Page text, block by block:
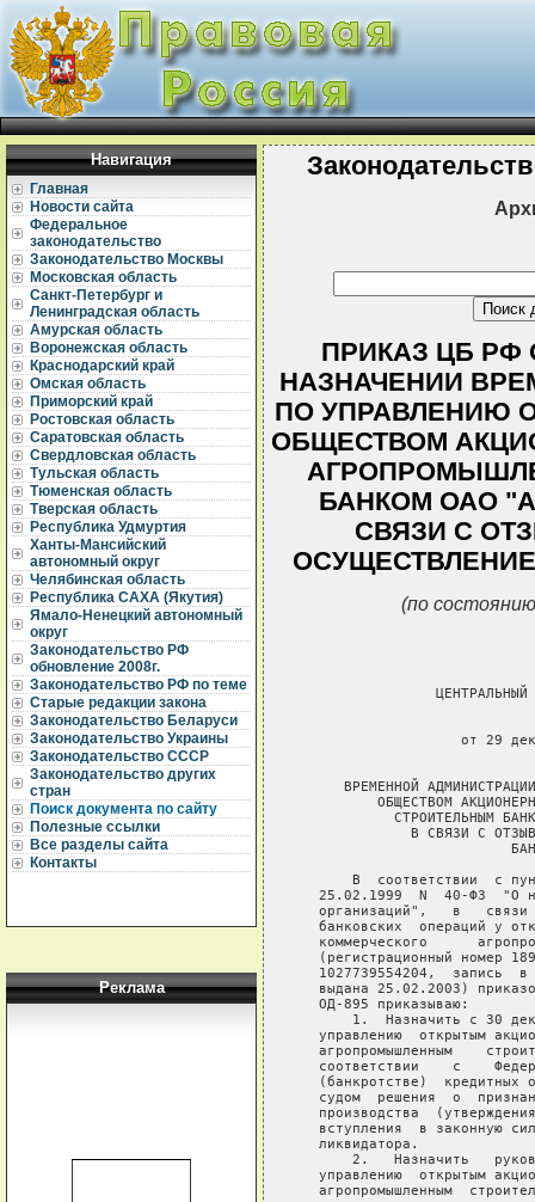
Навигация
Главная
Новости сайта
Федеральное
законодательство
Законодательство Москвы
Московская область
Санкт-Петербург и
Ленинградская область
Амурская область
Воронежская область
Краснодарский край
Омская область
Приморский край
Ростовская область
Саратовская область
Свердловская область
Тульская область
Тюменская область
Тверская область
Республика Удмуртия
Ханты-Мансийский
автономный округ
Челябинская область
Республика САХА (Якутия)
Ямало-Ненецкий автономный
округ
Законодательство РФ
обновление 2008г.
Законодательство РФ по теме
Старые редакции закона
Законодательство Беларуси
Законодательство Украины
Законодательство СССР
Законодательство других
стран
Поиск документа по сайту
Полезные ссылки
Все разделы сайта
Контакты
Реклама
ПРИКАЗ ЦБ РФ
НАЗНАЧЕНИИ
ПО УПРАВЛЕНИЮ
ОБЩЕСТВОМ
БАНКОМ ОАО
СВЯЗИ С
(по
от 29
ВРЕМЕННОЙ
ОБЩЕСТВОМ
СТРОИТЕЛЬНЫМ
В СВЯЗИ С
В  соответствии  с
25.02.1999  N  40-ФЗ  "О
организаций",   в
банковских  операций у
коммерческого
(регистрационный номер
1027739554204,  запись
выдана 25.02.2003)
   ОД-895 приказываю:
1.  Назначить с 30
управлению  открытым
агропромышленным
соответствии    с
(банкротстве)  кредитных
судом  решения  о
производства
вступления  в законную
   ликвидатора.
2.   Назначить
управлению  открытым
агропромышленным